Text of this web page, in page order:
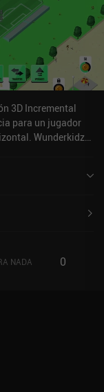
3D Incremental
para un jugador
Wunderkidz
NADA 0